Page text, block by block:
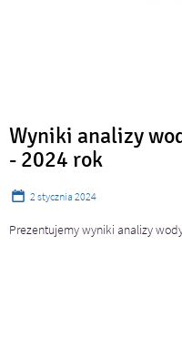
Wyniki analizy
- 2024 rok
2stycznia 2024
Prezentujemy wyniki analizy